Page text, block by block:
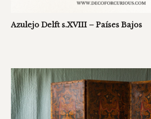
Azulejo Delft s.XVIII – Países Bajos